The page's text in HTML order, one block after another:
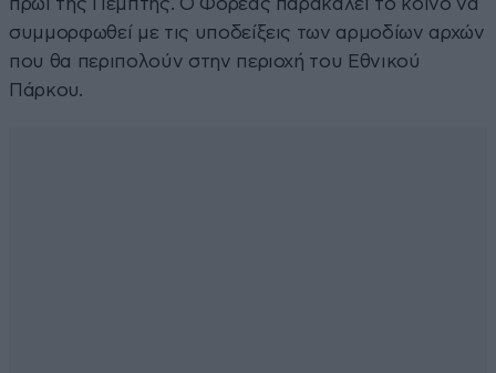
πρωί της Πέμπτης. Ο Φορέας παρακαλεί το κοινό να
συμμορφωθεί με τις υποδείξεις των αρμοδίων αρχών
που θα περιπολούν στην περιοχή του Εθνικού
Πάρκου.